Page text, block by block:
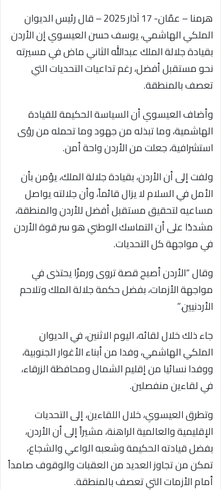
هرمنا – عمّان- 17 آذار 2025 – قال رئيس الديوان
الملكي الهاشمي، يوسف حسن العيسوي إن الأردن
بقيادة جلالة الملك عبدالله الثاني ماض في مسيرته
نحو مستقبل أفضل، رغم تداعيات التحديات التي
تعصف بالمنطقة.
وأضاف العيسوي أن السياسة الحكيمة للقيادة
الهاشمية، وما تبذله من جهود وما تحمله من رؤى
استشرافية، جعلت من الأردن واحة أمن.
ولفت إلى أن الأردن، بقيادة جلالة الملك، يؤمن بأن
الأمل في السلام لا يزال قائماً، وأن جلالته يواصل
مساعيه لتحقيق مستقبل أفضل للأردن والمنطقة،
مشددًا على أن التماسك الوطني هو سر قوة الأردن
في مواجهة كل التحديات.
وقال “الأردن أصبح قصة تروى ورمزًا يحتذى في
مواجهة الأزمات، بفضل حكمة جلالة الملك وتلاحم
الأردنيين.”
جاء ذلك خلال لقائه، اليوم الاثنين، في الديوان
الملكي الهاشمي، وفدا من أبناء الأغوار الجنوبية،
ووفدا نسائيا من إقليم الشمال ومحافظة الزرقاء،
في لقاءين منفصلين.
وتطرق العيسوي، خلال اللقاءين، إلى التحديات
الإقليمية والعالمية الراهنة، مشيراً إلى أن الأردن،
بفضل قيادته الحكيمة وشعبه الواعي والشجاع،
تمكن من تجاوز العديد من العقبات والوقوف صامداً
أمام الأزمات التي تعصف بالمنطقة.